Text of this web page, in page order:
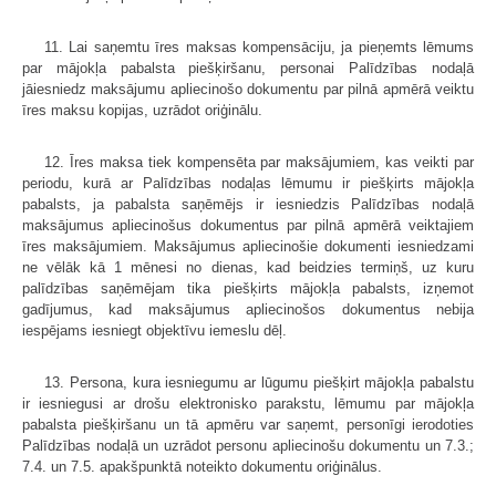
11. Lai saņemtu īres maksas kompensāciju, ja pieņemts lēmums
par mājokļa pabalsta piešķiršanu, personai Palīdzības nodaļā
jāiesniedz maksājumu apliecinošo dokumentu par pilnā apmērā veiktu
īres maksu kopijas, uzrādot oriģinālu.
12. Īres maksa tiek kompensēta par maksājumiem, kas veikti par
periodu, kurā ar Palīdzības nodaļas lēmumu ir piešķirts mājokļa
pabalsts, ja pabalsta saņēmējs ir iesniedzis Palīdzības nodaļā
maksājumus apliecinošus dokumentus par pilnā apmērā veiktajiem
īres maksājumiem. Maksājumus apliecinošie dokumenti iesniedzami
ne vēlāk kā 1 mēnesi no dienas, kad beidzies termiņš, uz kuru
palīdzības saņēmējam tika piešķirts mājokļa pabalsts, izņemot
gadījumus, kad maksājumus apliecinošos dokumentus nebija
iespējams iesniegt objektīvu iemeslu dēļ.
13. Persona, kura iesniegumu ar lūgumu piešķirt mājokļa pabalstu
ir iesniegusi ar drošu elektronisko parakstu, lēmumu par mājokļa
pabalsta piešķiršanu un tā apmēru var saņemt, personīgi ierodoties
Palīdzības nodaļā un uzrādot personu apliecinošu dokumentu un 7.3.;
7.4. un 7.5. apakšpunktā noteikto dokumentu oriģinālus.